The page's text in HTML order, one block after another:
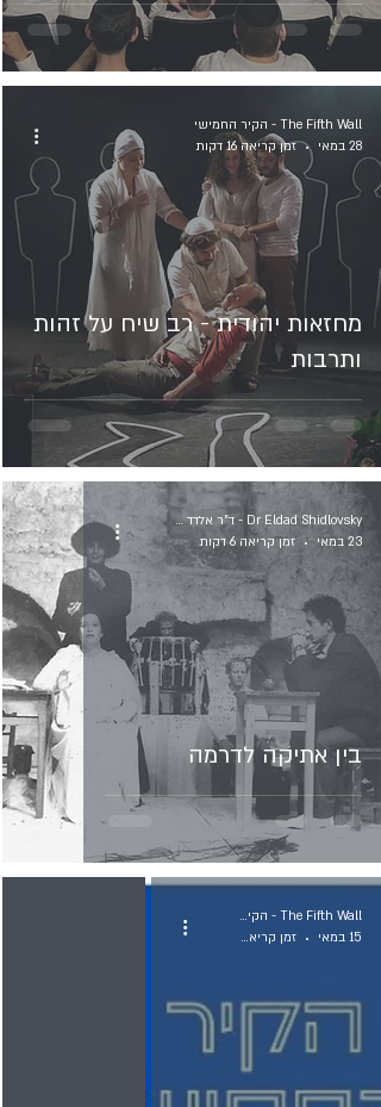
מחזאות יהודית - רב שיח על זהות
ותרבות
The Fifth Wall - הקיר החמישי
28 במאי
זמן קריאה 16 דקות
בין אתיקה לדרמה
Dr Eldad Shidlovsky - ד"ר אלדד שידלובסקי
23 במאי
זמן קריאה 6 דקות
The Fifth Wall - הקיר החמישי
15 במאי
זמן קריאה 2 דקות